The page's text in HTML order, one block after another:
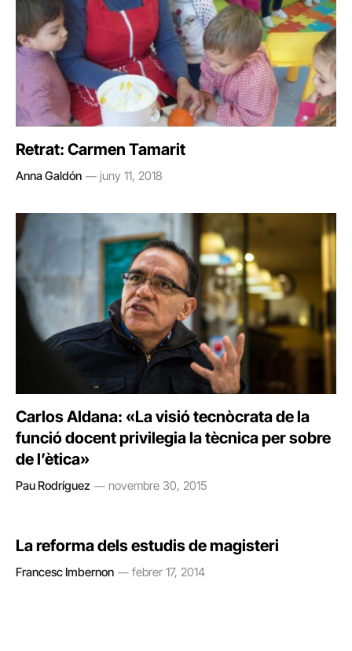
Retrat: Carmen Tamarit
Anna Galdón juny 11, 2018
Carlos Aldana: «La visió tecnòcrata de la
funció docent privilegia la tècnica per sobre
de l’ètica»
Pau Rodríguez novembre 30, 2015
La reforma dels estudis de magisteri
Francesc Imbernon febrer 17, 2014